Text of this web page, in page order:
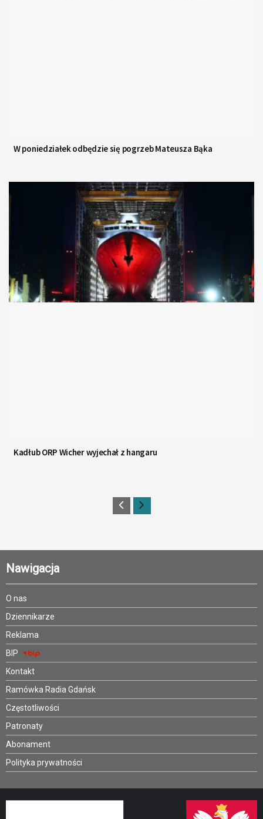
W poniedziałek odbędzie się pogrzeb Mateusza Bąka
Kadłub ORP Wicher wyjechał z hangaru
Nawigacja
O nas
Dziennikarze
Reklama
BIP
Kontakt
Ramówka Radia Gdańsk
Częstotliwości
Patronaty
Abonament
Polityka prywatności